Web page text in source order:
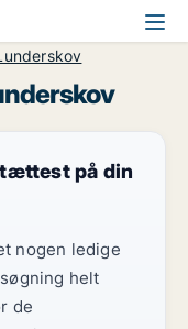
på din
nogen ledige
helt
de